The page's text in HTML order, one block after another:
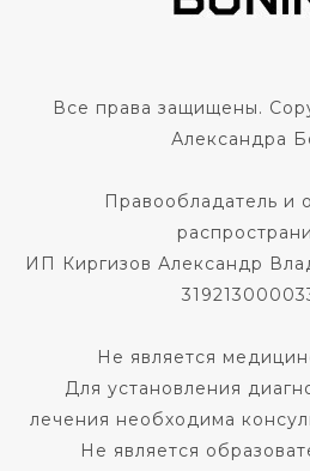
Все права защищены.
Александра
Правообладатель и
ИП Киргизов Александр
Не является
Для установления
лечения необходима
Не является